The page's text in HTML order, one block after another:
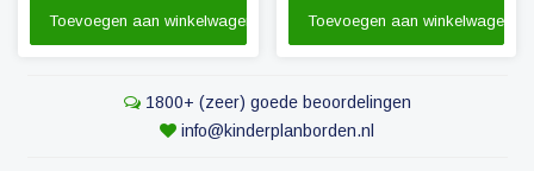
Toevoegen aan winkelwagen Toevoegen aan winkelwagen
1800+ (zeer) goede beoordelingen
info@kinderplanborden.nl